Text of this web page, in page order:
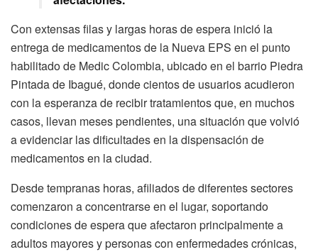
Con extensas filas y largas horas de espera inició la
entrega de medicamentos de la Nueva EPS en el punto
habilitado de Medic Colombia, ubicado en el barrio Piedra
Pintada de Ibagué, donde cientos de usuarios acudieron
con la esperanza de recibir tratamientos que, en muchos
casos, llevan meses pendientes, una situación que volvió
a evidenciar las dificultades en la dispensación de
medicamentos en la ciudad.
Desde tempranas horas, afiliados de diferentes sectores
comenzaron a concentrarse en el lugar, soportando
condiciones de espera que afectaron principalmente a
adultos mayores y personas con enfermedades crónicas,